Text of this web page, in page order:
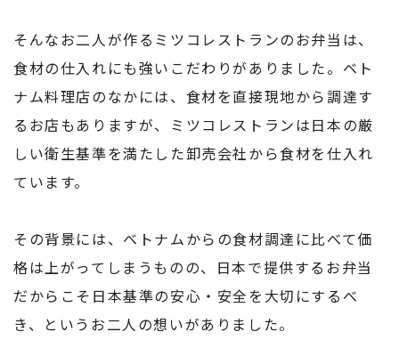
そんなお二人が作るミツコレストランのお弁当は、
食材の仕入れにも強いこだわりがありました。ベト
ナム料理店のなかには、食材を直接現地から調達す
るお店もありますが、ミツコレストランは日本の厳
しい衛生基準を満たした卸売会社から食材を仕入れ
ています。
その背景には、ベトナムからの食材調達に比べて価
格は上がってしまうものの、日本で提供するお弁当
だからこそ日本基準の安心・安全を大切にするべ
き、というお二人の想いがありました。